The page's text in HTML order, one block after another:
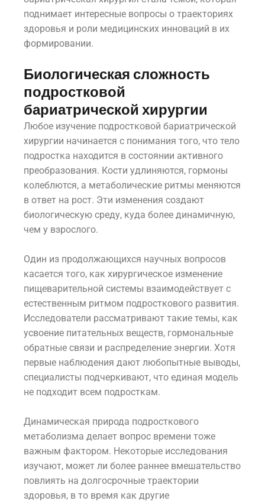
поднимает интересные вопросы о траекториях
здоровья и роли медицинских инноваций в их
формировании.
Биологическая сложность
подростковой
бариатрической хирургии
Любое изучение подростковой бариатрической
хирургии начинается с понимания того, что тело
подростка находится в состоянии активного
преобразования. Кости удлиняются, гормоны
колеблются, а метаболические ритмы меняются
в ответ на рост. Эти изменения создают
биологическую среду, куда более динамичную,
чем у взрослого.
Один из продолжающихся научных вопросов
касается того, как хирургическое изменение
пищеварительной системы взаимодействует с
естественным ритмом подросткового развития.
Исследователи рассматривают такие темы, как
усвоение питательных веществ, гормональные
обратные связи и распределение энергии. Хотя
первые наблюдения дают любопытные выводы,
специалисты подчеркивают, что единая модель
не подходит всем подросткам.
Динамическая природа подросткового
метаболизма делает вопрос времени тоже
важным фактором. Некоторые исследования
изучают, может ли более раннее вмешательство
повлиять на долгосрочные траектории
здоровья, в то время как другие